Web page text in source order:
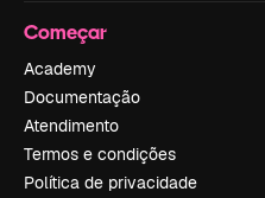
Começar
Academy
Documentação
Atendimento
Termos e condições
Política de privacidade